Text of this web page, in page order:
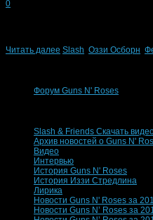
0
Читать далее Slash Оззи Осборн
Форум Guns N' Roses
Slash & Friends Скачать
Архив новостей о Guns N'
Видео
Интервью
История Guns N' Roses
История Иззи Стредлина
Лирика
Новости Guns N' Roses за
Новости Guns N’ Roses за